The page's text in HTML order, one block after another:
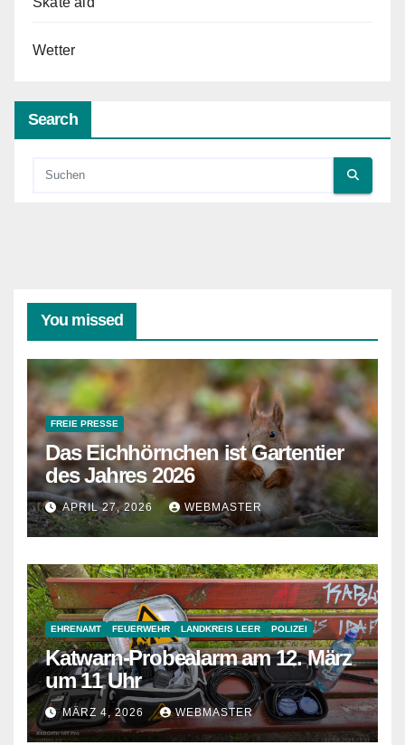
Wetter
Search
You missed
FREIE PRESSE
Das Eichhörnchen ist Gartentier
des Jahres 2026
APRIL 27, 2026 WEBMASTER
EHRENAMT FEUERWEHR LANDKREIS LEER POLIZEI
Katwarn-Probealarm am 12. März
um 11 Uhr
MÄRZ 4, 2026 WEBMASTER